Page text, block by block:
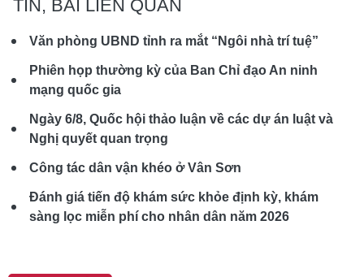
TIN, BÀI LIÊN QUAN
Văn phòng UBND tỉnh ra mắt “Ngôi nhà trí tuệ”
Phiên họp thường kỳ của Ban Chỉ đạo An ninh
mạng quốc gia
Ngày 6/8, Quốc hội thảo luận về các dự án luật và
Nghị quyết quan trọng
Công tác dân vận khéo ở Vân Sơn
Đánh giá tiến độ khám sức khỏe định kỳ, khám
sàng lọc miễn phí cho nhân dân năm 2026